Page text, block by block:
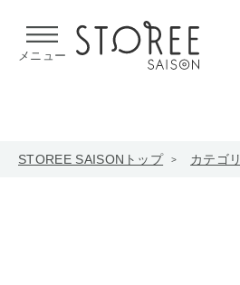
メニュー
STOREE SAISONトップ カテゴリ